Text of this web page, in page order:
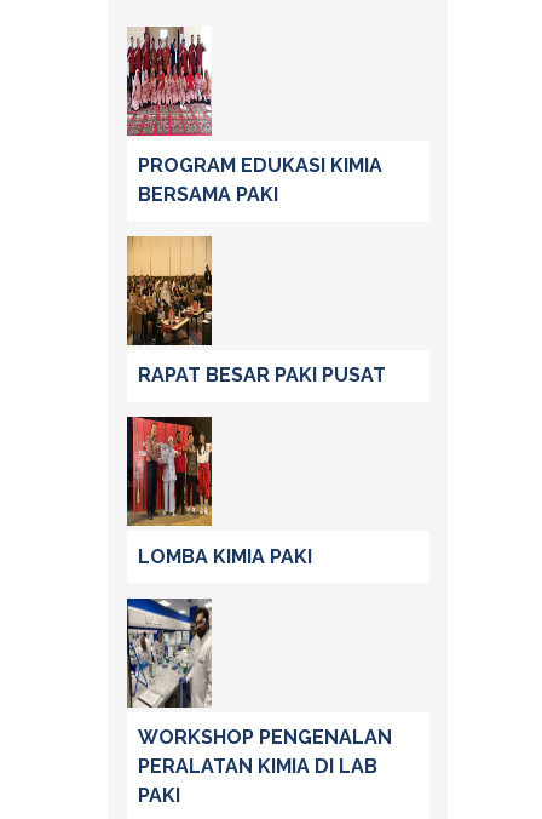
PROGRAM EDUKASI KIMIA
BERSAMA PAKI
RAPAT BESAR PAKI PUSAT
LOMBA KIMIA PAKI
WORKSHOP PENGENALAN
PERALATAN KIMIA DI LAB
PAKI